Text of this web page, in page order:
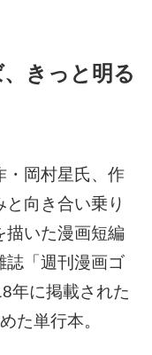
きっと明る
・岡村星氏、作
向き合い乗り
描いた漫画短編
誌「週刊漫画ゴ
年に掲載された
た単行本。